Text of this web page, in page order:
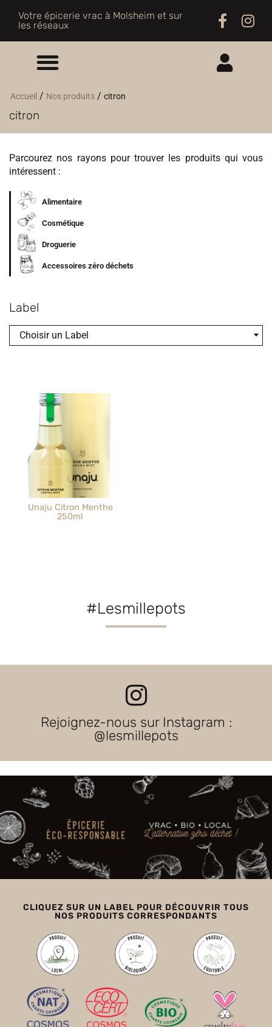
Votre épicerie vrac à Molsheim et sur
les réseaux
Accueil / Nos produits / citron
citron
Parcourez nos rayons pour trouver les produits qui vous
intéressent :
Alimentaire
Cosmétique
Droguerie
Accessoires zéro déchets
Label
Choisir un Label
Unaju Citron Menthe
250ml
#Lesmillepots
Rejoignez-nous sur Instagram :
@lesmillepots
CLIQUEZ SUR UN LABEL POUR DÉCOUVRIR TOUS
NOS PRODUITS CORRESPONDANTS